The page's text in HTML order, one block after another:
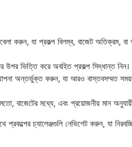
করুন, যা প্রকল্প বিলম্ব, বাজেট অতিক্রম, বা
ভিত্তি করে অবহিত প্রকল্প সিদ্ধান্ত নিন।
অন্তর্ভুক্ত করুন, যা আরও বাস্তবসম্মত
বাজেটের মধ্যে, এবং প্রয়োজনীয় মান অনুযায়ী
চ্যালেঞ্জগুলি নেভিগেট করুন, যা